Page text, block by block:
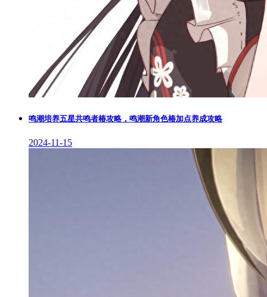
鸣潮培养五星共鸣者椿攻略，鸣潮新角色椿加点养成攻略
2024-11-15